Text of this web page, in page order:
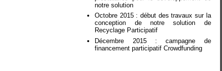
notre solution
Octobre 2015 : début des travaux sur la
conception de notre solution de
Recyclage Participatif
Décembre 2015 : campagne de
financement participatif Crowdfunding